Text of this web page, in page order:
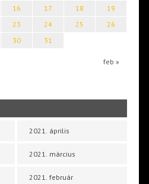
feb »
16 17 18
19
23 24 25
26
30 31
2021. április
2021. március
2021. február